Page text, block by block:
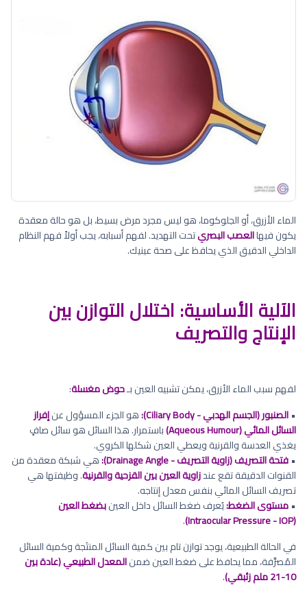
الماء الأزرق، أو الجلوكوما، هو ليس مجرد مرض بسيط، بل هو حالة معقدة
يكون فيهاالعصب البصريتحت التهديد. لفهم أسبابه، يجب أولاً فهم النظام
الداخلي الدقيق الذي يحافظ على صحة عينيك.
الآلية الأساسية: اختلال التوازن بين
الإنتاج والتصريف
لفهم سبب الماء الأزرق، يمكن تشبيه العين بـحوض مغسلة:
•الصنبور (الجسم الهدبي - Ciliary Body): هو الجزء المسؤول عنإفراز
السائل المائي (Aqueous Humour)
باستمرار. هذا السائل هو سائل صافٍ
يغذي العدسة والقرنية ويعطي العين شكلها الكروي.
•فتحة التصريف (زاوية التصريف - Drainage Angle):
هي شبكة معقدة من
القنوات الدقيقة تقع عندزاوية العين بين القزحية والقرنية. وظيفتها هي
تصريف السائل المائي بنفس معدل إنتاجه.
•مستوى الضغط:يُعرف ضغط السائل داخل العينبضغط العين
(Intraocular Pressure - IOP)
.
في الحالة الطبيعية، يوجد توازن تام بين كمية السائل المنتَجة وكمية السائل
المُصرَّفة، مما يحافظ على ضغط العين ضمنالمعدل الطبيعي (عادة بين
10-21 ملم زئبقي)
.